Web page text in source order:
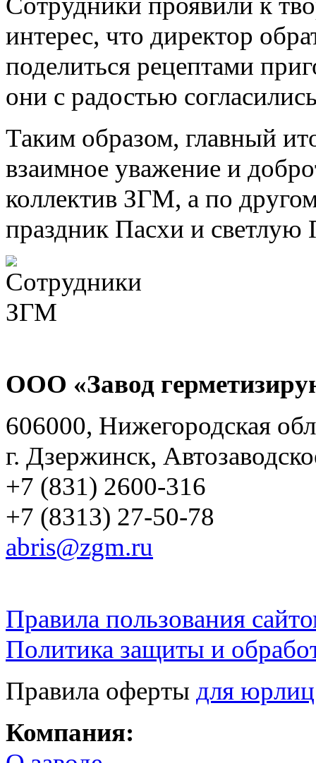
интерес, что директор
поделиться рецептами
они с радостью
Таким образом, главный
взаимное уважение и
коллектив ЗГМ, а по
праздник Пасхи и
ООО «Завод
606000, Нижегородская
г. Дзержинск,
+7 (831) 2600-316
+7 (8313) 27-50-78
abris@zgm.ru
Правила пользования
Политика защиты и
Правила оферты для
Компания: